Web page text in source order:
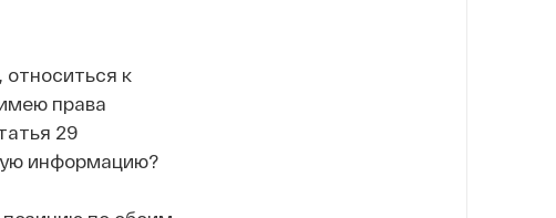
к
права
29
информацию?